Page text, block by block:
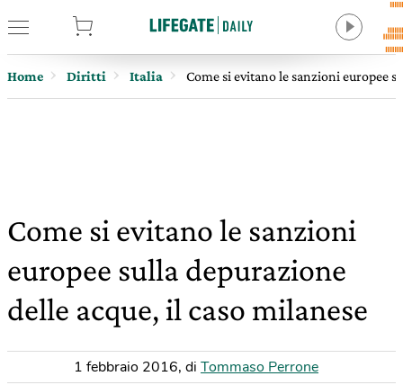
Home Diritti Italia Come si evitano le sanzioni europee
Come si evitano le sanzioni
europee sulla depurazione
delle acque, il caso milanese
1 febbraio 2016, di Tommaso Perrone